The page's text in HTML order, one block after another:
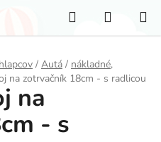
Hľadať
KOŠÍK
/ Autá / nákladné,
na zotrvačník 18cm - s radlicou
na
- s